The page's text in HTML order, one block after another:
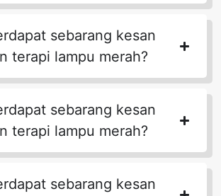
sebarang kesan
terapi lampu merah?
sebarang kesan
terapi lampu merah?
sebarang kesan